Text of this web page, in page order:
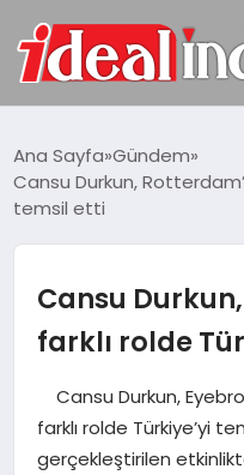
BILGISAYAR
YAŞAM
Ana Sayfa Gündem
Cansu Durkun,
temsil etti
Cansu
farklı rolde
Cansu Durkun,
farklı rolde Türkiye’yi
gerçekleştirilen